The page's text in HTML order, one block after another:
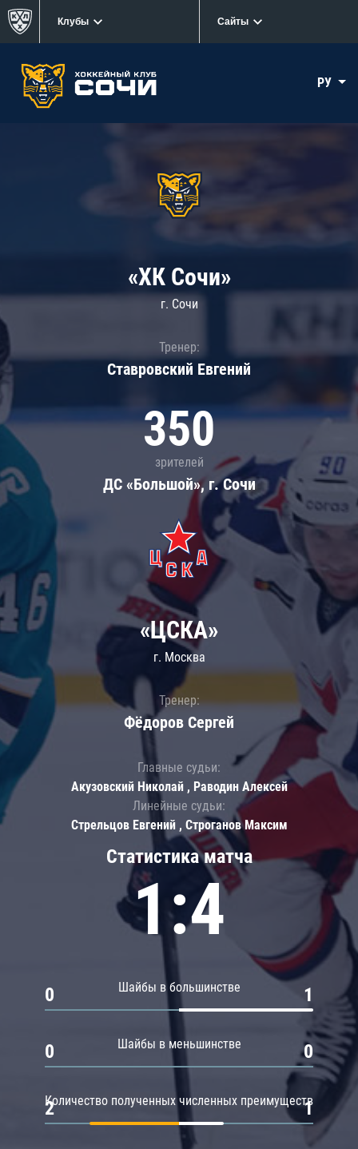
Клубы Сайты
РУ
«ХК Сочи»
г. Сочи
Тренер:
Ставровский Евгений
350
зрителей
ДС «Большой», г. Сочи
Статистика матча
1:4
Шайбы в большинстве
0 1
Шайбы в меньшинстве
0 0
Количество полученных численных преимуществ
2 1
«ЦСКА»
г. Москва
Тренер:
Фёдоров Сергей
Главные судьи:
Акузовский Николай , Раводин Алексей
Линейные судьи:
Стрельцов Евгений , Строганов Максим